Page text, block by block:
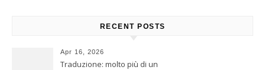
RECENT POSTS
Apr 16, 2026
Traduzione: molto più di un